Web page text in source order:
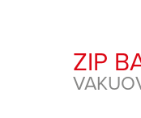
ZIP